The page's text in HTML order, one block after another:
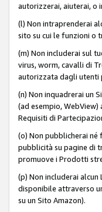
autorizzerai, aiuterai, o
(l) Non intraprenderai
sito su cui le funzioni o
(m) Non includerai sul
virus, worm, cavalli di
autorizzata dagli utenti
(n) Non inquadrerai un
(ad esempio,
Requisiti di
(o) Non pubblicherai
pubblicità su pagine di
promuove i Prodotti
(p) Non includerai alcun
disponibile attraverso
su un Sito Amazon).